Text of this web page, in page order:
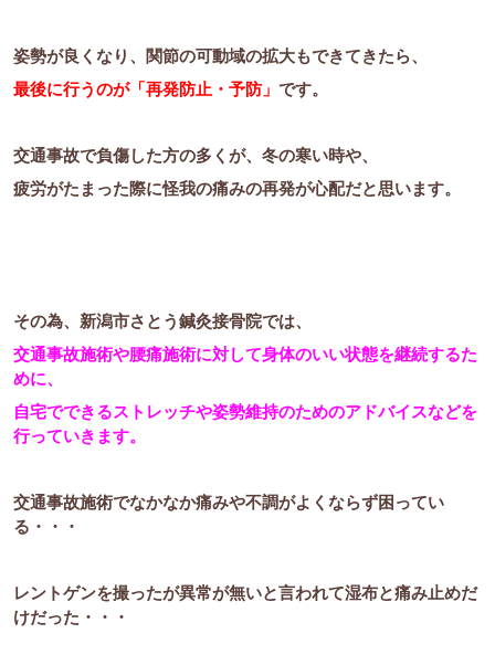
姿勢が良くなり、関節の可動域の拡大もできてきたら、
最後に行うのが「再発防止・予防」 です。
交通事故で負傷した方の多くが、冬の寒い時や、
疲労がたまった際に怪我の痛みの再発が心配だと思います。
その為、新潟市さとう鍼灸接骨院では、
交通事故施術や腰痛施術に対して身体のいい状態を継続するた
めに、
自宅でできるストレッチや姿勢維持のためのアドバイスなどを
行っていきます。
交通事故施術でなかなか痛みや不調がよくならず困ってい
る・・・
レントゲンを撮ったが異常が無いと言われて湿布と痛み止めだ
けだった・・・